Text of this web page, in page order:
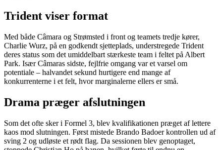
Trident viser format
Med både Câmara og Strømsted i front og teamets tredje kører,
Charlie Wurz, på en godkendt sjetteplads, understregede Trident
deres status som det umiddelbart stærkeste team i feltet på Albert
Park. Især Câmaras sidste, fejlfrie omgang var et varsel om
potentiale – halvandet sekund hurtigere end mange af
konkurrenterne i et felt, hvor marginalerne ellers er små.
Drama præger afslutningen
Som det ofte sker i Formel 3, blev kvalifikationen præget af lettere
kaos mod slutningen. Først mistede Brando Badoer kontrollen ud af
sving 2 og udløste et rødt flag. Da sessionen blev genoptaget,